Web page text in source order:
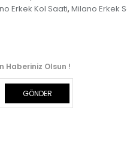
Erkek Kol Saati, Milano Erkek
Haberiniz Olsun !
GÖNDER